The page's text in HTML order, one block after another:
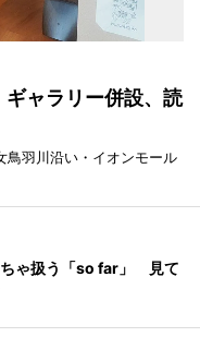
ャラリー併設、読
羽川沿い・イオンモール
ちゃ扱う「so far」 見て